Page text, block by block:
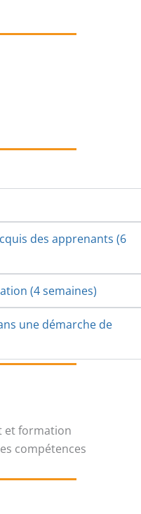
des apprenants (6
(4 semaines)
une démarche de
et formation
compétences